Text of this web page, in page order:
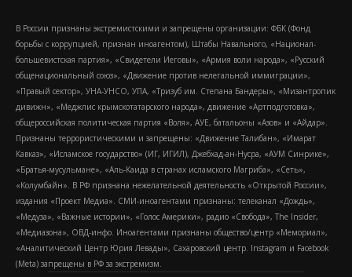
В России признаны экстремистскими и запрещены организации: ФБК (Фонд
борьбы с коррупцией, признан иноагентом), Штабы Навального, «Национал-
большевистская партия», «Свидетели Иеговы», «Армия воли народа», «Русский
общенациональный союз», «Движение против нелегальной иммиграции»,
«Правый сектор», УНА-УНСО, УПА, «Тризуб им. Степана Бандеры», «Мизантропик
дивижн», «Меджлис крымскотатарского народа», движение «Артподготовка»,
общероссийская политическая партия «Воля», АУЕ, батальоны «Азов» и «Айдар».
Признаны террористическими и запрещены: «Движение Талибан», «Имарат
Кавказ», «Исламское государство» (ИГ, ИГИЛ), Джебхад-ан-Нусра, «АУМ Синрике»,
«Братья-мусульмане», «Аль-Каида в странах исламского Магриба», «Сеть»,
«Колумбайн». В РФ признана нежелательной деятельность «Открытой России»,
издания «Проект Медиа». СМИ-иноагентами признаны: телеканал «Дождь»,
«Медуза», «Важные истории», «Голос Америки», радио «Свобода», The Insider,
«Медиазона», ОВД-инфо. Иноагентами признаны общество/центр «Мемориал»,
«Аналитический Центр Юрия Левады», Сахаровский центр. Instagram и Facebook
(Metа) запрещены в РФ за экстремизм.